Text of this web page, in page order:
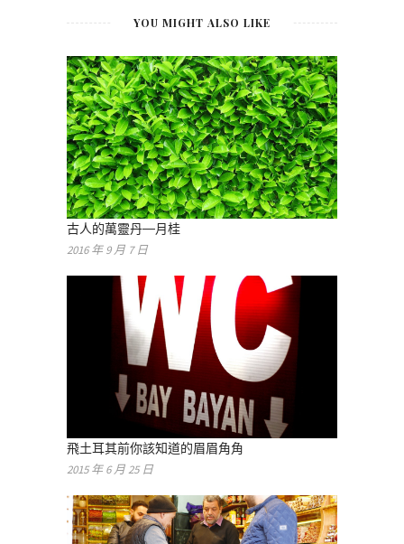
YOU MIGHT ALSO LIKE
古人的萬靈丹—月桂
2016 年 9 月 7 日
飛土耳其前你該知道的眉眉角角
2015 年 6 月 25 日